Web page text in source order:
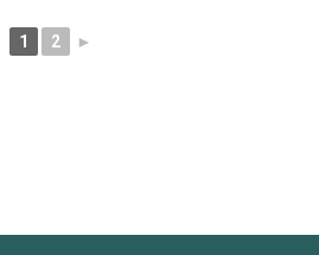
1 2 ►